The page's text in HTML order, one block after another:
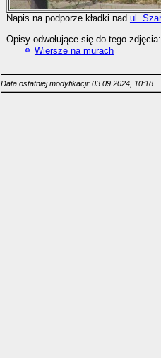
Napis na podporze kładki nad ul.
Opisy odwołujące się do tego zdjęcia:
Wiersze na murach
Data ostatniej modyfikacji: 03.09.2024, 10:18